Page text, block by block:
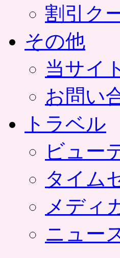
割引ク
その他
当サイ
お問い
トラベル
ビュー
タイム
メディ
ニュー